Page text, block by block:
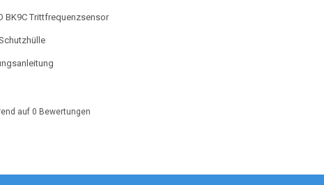
BK9C Trittfrequenzsensor
auf 0 Bewertungen